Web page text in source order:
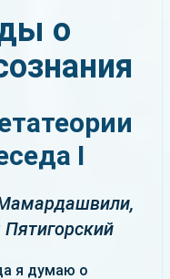
о
I
я думаю о